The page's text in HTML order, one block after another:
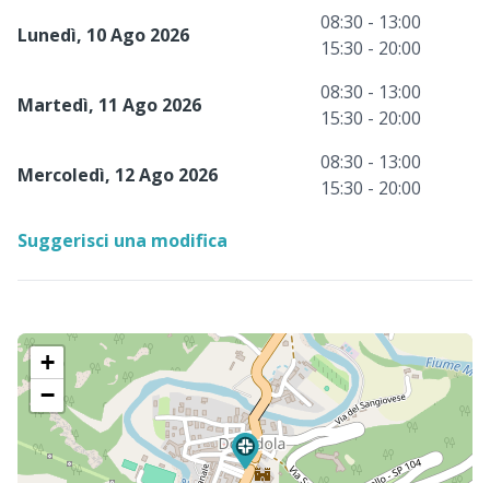
Lunedì, 10 Ago 2026
08:30 - 13:00
15:30 - 20:00
Martedì, 11 Ago 2026
08:30 - 13:00
15:30 - 20:00
Mercoledì, 12 Ago 2026
08:30 - 13:00
15:30 - 20:00
Suggerisci una modifica
+
−